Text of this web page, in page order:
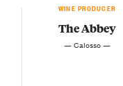
WINE PRODUCER
The Abbey
— Calosso —